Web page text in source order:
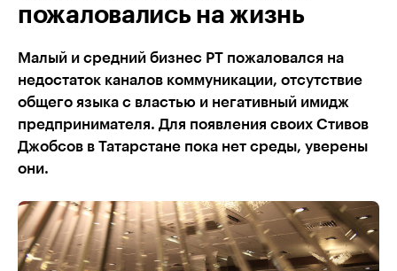
пожаловались на жизнь
Малый и средний бизнес РТ пожаловался на
недостаток каналов коммуникации, отсутствие
общего языка с властью и негативный имидж
предпринимателя. Для появления своих Стивов
Джобсов в Татарстане пока нет среды, уверены
они.